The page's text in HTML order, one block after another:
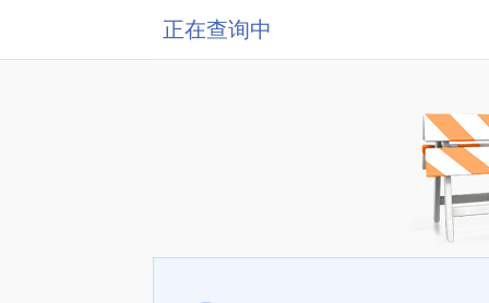
正在查询中